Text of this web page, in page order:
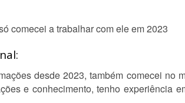
comecei a trabalhar com ele em 2023
desde 2023, também comecei no
e conhecimento, tenho experiência